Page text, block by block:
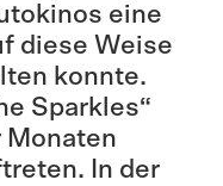
eine
diese Weise
konnte.
Sparkles“
Monaten
In der